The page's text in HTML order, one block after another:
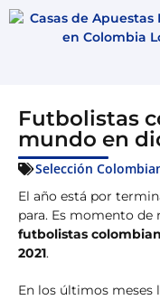
Futbolistas
mundo en
Selección
El año está por
para. Es momento de
futbolistas
2021.
En los últimos